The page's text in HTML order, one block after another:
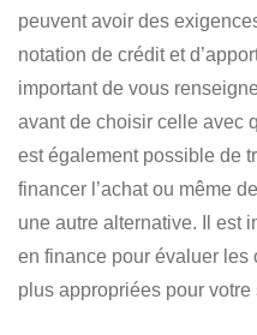
peuvent avoir des
notation de crédit et
important de vous
avant de choisir celle avec
est également possible de
financer l’achat ou même
une autre alternative. Il est
en finance pour évaluer les
plus appropriées pour votre